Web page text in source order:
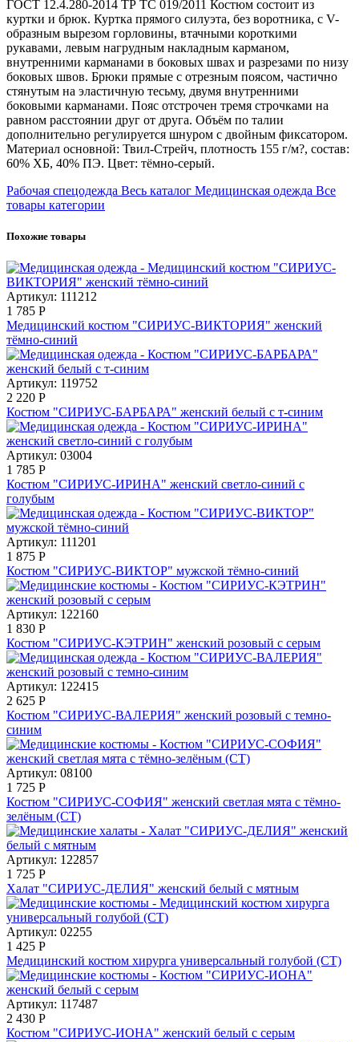
ГОСТ 12.4.280-2014 ТР ТС 019/2011 Костюм состоит из
куртки и брюк. Куртка прямого силуэта, без воротника, с V-
образным вырезом горловины, втачными короткими
рукавами, левым нагрудным накладным карманом,
внутренними карманами в боковых швах и разрезами по низу
боковых швов. Брюки прямые с отрезным поясом, частично
стянутым на эластичную тесьму, двумя внутренними
боковыми карманами. Пояс отстрочен тремя строчками на
равном расстоянии друг от друга. Объём по талии
дополнительно регулируется шнуром с двойным фиксатором.
Материал основной: Твил-Стрейч, плотность 155 г/м?, состав:
60% ХБ, 40% ПЭ. Цвет: тёмно-серый.
Рабочая спецодежда Весь каталог Медицинская одежда Все
товары категории
Похожие товары
Артикул: 111212
1 785 Р
Медицинский костюм "СИРИУС-ВИКТОРИЯ" женский
тёмно-синий
Артикул: 119752
2 220 Р
Костюм "СИРИУС-БАРБАРА" женский белый с т-синим
Артикул: 03004
1 785 Р
Костюм "СИРИУС-ИРИНА" женский светло-синий с
голубым
Артикул: 111201
1 875 Р
Костюм "СИРИУС-ВИКТОР" мужской тёмно-синий
Артикул: 122160
1 830 Р
Костюм "СИРИУС-КЭТРИН" женский розовый с серым
Артикул: 122415
2 625 Р
Костюм "СИРИУС-ВАЛЕРИЯ" женский розовый с темно-
синим
Артикул: 08100
1 725 Р
Костюм "СИРИУС-СОФИЯ" женский светлая мята с тёмно-
зелёным (СТ)
Артикул: 122857
1 725 Р
Халат "СИРИУС-ДЕЛИЯ" женский белый с мятным
Артикул: 02255
1 425 Р
Медицинский костюм хирурга универсальный голубой (СТ)
Артикул: 117487
2 430 Р
Костюм "СИРИУС-ИОНА" женский белый с серым